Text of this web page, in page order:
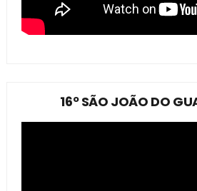
16º SÃO JOÃO DO